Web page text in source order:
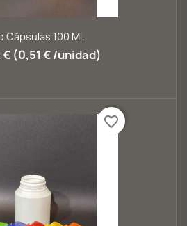
Cápsulas 100 Ml.
€ (0,51 € /unidad)
favorite_border